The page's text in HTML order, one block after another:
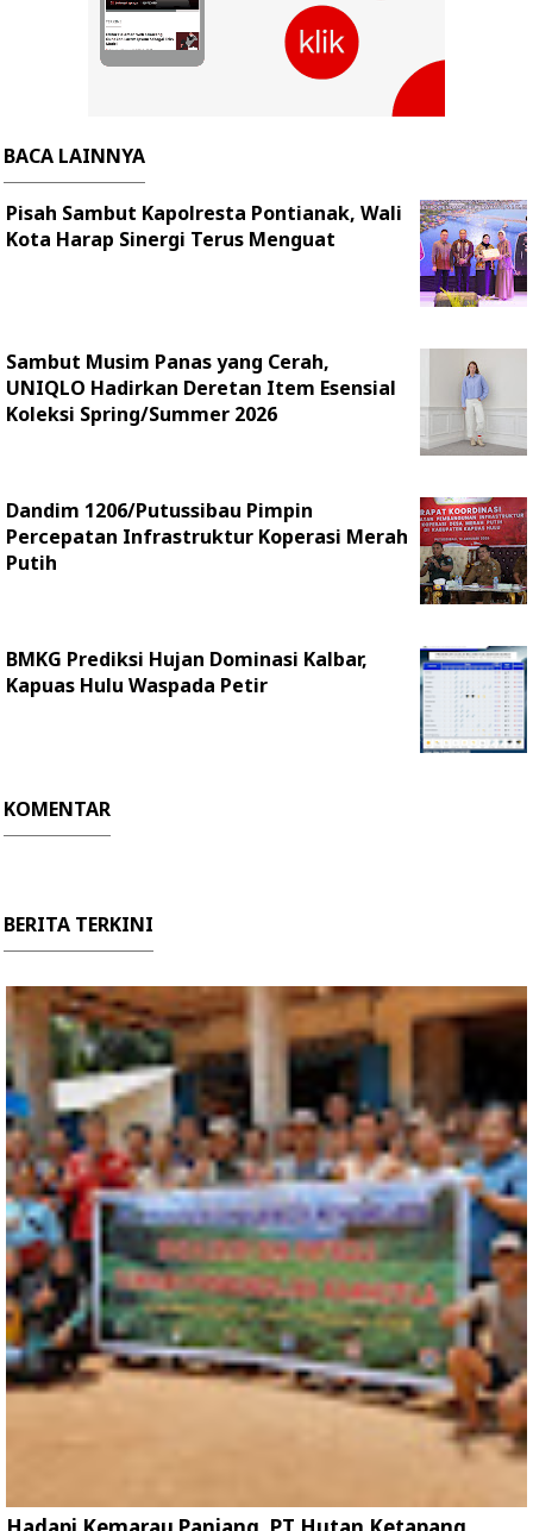
BACA LAINNYA
Pisah Sambut Kapolresta Pontianak, Wali
Kota Harap Sinergi Terus Menguat
Sambut Musim Panas yang Cerah,
UNIQLO Hadirkan Deretan Item Esensial
Koleksi Spring/Summer 2026
Dandim 1206/Putussibau Pimpin
Percepatan Infrastruktur Koperasi Merah
Putih
BMKG Prediksi Hujan Dominasi Kalbar,
Kapuas Hulu Waspada Petir
KOMENTAR
BERITA TERKINI